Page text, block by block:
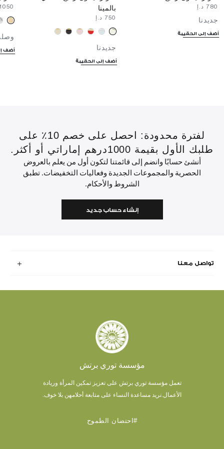
جديدنا
أضف إلى الحقيبة
بالمينا
جديدنا
أضف إلى الحقيبة
أضف
لفترة محدودة: احصل على خصم 10٪ على
طلبك الأول بقيمة 1000درهم إماراتي أو أكثر.
أنشئ حسابًا وانضم إلى قائمتنا لتكون أول من يعلم بالعروض
الحصرية والمجموعات الجديدة وفعاليات التخفيضات. تطبق
الشروط والأحكام.
إنشاء حساب جديد
تواصل معنا
مؤسسة توري برتش
تعمل مؤسسة توري برتش على تعزيز تمكين المرأة وريادة
الأعمال. نريد مساعدة النساء على متابعة أحلامهن بلا خوف.
#احتضان الطموح